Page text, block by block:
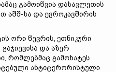
გამოიწვია დასავლეთის
აშშ-სა და ევროკავშირის
ორი წევრის, ეთნიკური
და აზერ
რომლებმაც გამოხატეს
ანტიტერორისტული